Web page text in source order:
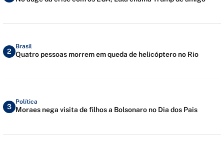
2
Brasil
Quatro pessoas morrem em queda de helicóptero no Rio
3
Política
Moraes nega visita de filhos a Bolsonaro no Dia dos Pais